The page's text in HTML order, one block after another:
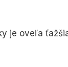
je oveľa